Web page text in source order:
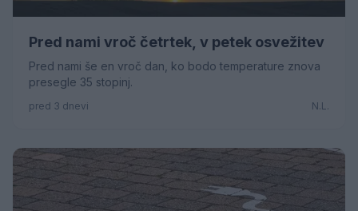
Pred nami vroč četrtek, v petek osvežitev
Pred nami še en vroč dan, ko bodo temperature znova
presegle 35 stopinj.
pred 3 dnevi N.L.